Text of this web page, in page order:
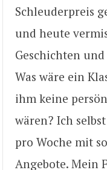
Schleuderpreis
und heute
Geschichten und
Was wäre ein
ihm keine
wären? Ich
pro Woche mit
Angebote. Mein